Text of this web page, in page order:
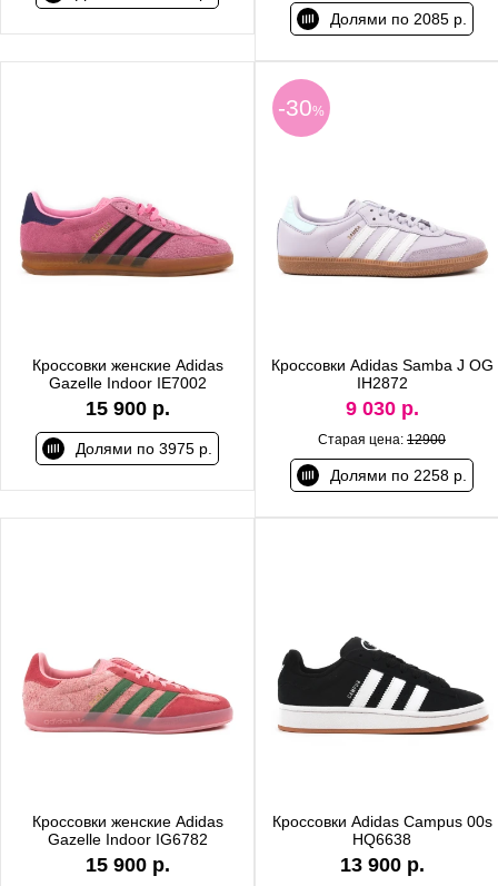
Долями по 2085 р.
Кроссовки женские Adidas
Gazelle Indoor IE7002
15 900 р.
Долями по 3975 р.
-30%
Кроссовки Adidas Samba J OG
IH2872
9 030 р.
Старая цена: 12900
Долями по 2258 р.
Кроссовки женские Adidas
Gazelle Indoor IG6782
15 900 р.
Кроссовки Adidas Campus 00s
HQ6638
13 900 р.